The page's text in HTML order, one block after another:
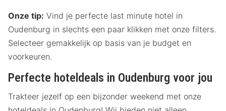
Onze tip: Vind je perfecte last minute hotel in
Oudenburg in slechts een paar klikken met onze filters.
Selecteer gemakkelijk op basis van je budget en
voorkeuren.
Perfecte hoteldeals in Oudenburg voor jou
Trakteer jezelf op een bijzonder weekend met onze